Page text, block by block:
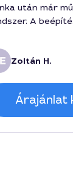
után már
A
elő
Zoltán H.
Árajánlat